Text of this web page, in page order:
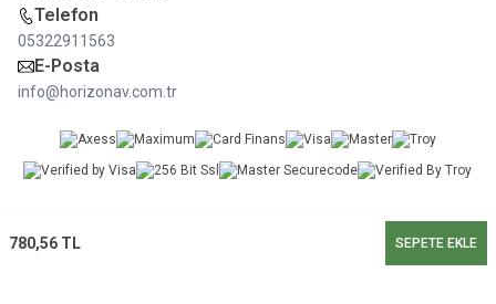
780,56 TL SEPETE EKLE
Telefon
05322911563
E-Posta
info@horizonav.com.tr